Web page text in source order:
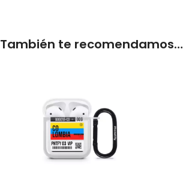
También te recomendamos…